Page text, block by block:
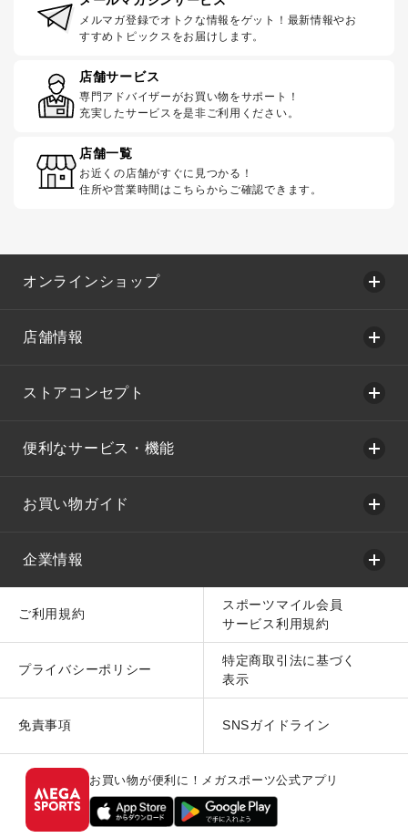
メルマガ登録でオトクな情報をゲット！最新情報やお
すすめトピックスをお届けします。
店舗サービス
専門アドバイザーがお買い物をサポート！
充実したサービスを是非ご利用ください。
店舗一覧
お近くの店舗がすぐに見つかる！
住所や営業時間はこちらからご確認できます。
オンラインショップ
店舗情報
ストアコンセプト
便利なサービス・機能
お買い物ガイド
企業情報
ご利用規約
スポーツマイル会員
サービス利用規約
プライバシーポリシー
特定商取引法に基づく
表示
免責事項 SNSガイドライン
お買い物が便利に！メガスポーツ公式アプリ